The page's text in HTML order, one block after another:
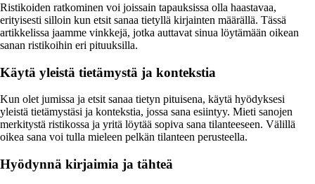
Ristikoiden ratkominen voi joissain tapauksissa olla haastavaa,
erityisesti silloin kun etsit sanaa tietyllä kirjainten määrällä. Tässä
artikkelissa jaamme vinkkejä, jotka auttavat sinua löytämään oikean
sanan ristikoihin eri pituuksilla.
Käytä yleistä tietämystä ja kontekstia
Kun olet jumissa ja etsit sanaa tietyn pituisena, käytä hyödyksesi
yleistä tietämystäsi ja kontekstia, jossa sana esiintyy. Mieti sanojen
merkitystä ristikossa ja yritä löytää sopiva sana tilanteeseen. Välillä
oikea sana voi tulla mieleen pelkän tilanteen perusteella.
Hyödynnä kirjaimia ja tähteä